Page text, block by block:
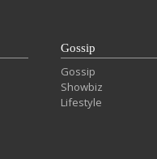
Gossip
Gossip
Showbiz
Lifestyle